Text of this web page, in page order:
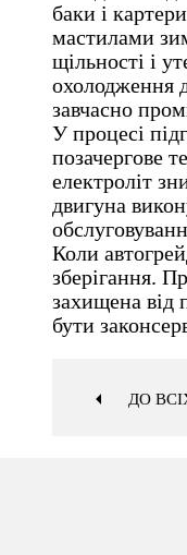
баки і
мастилами
щільності і
охолодження
завчасно
У процесі
позачергове
електроліт
двигуна
Коли
зберігання.
захищена від
бути
ДО